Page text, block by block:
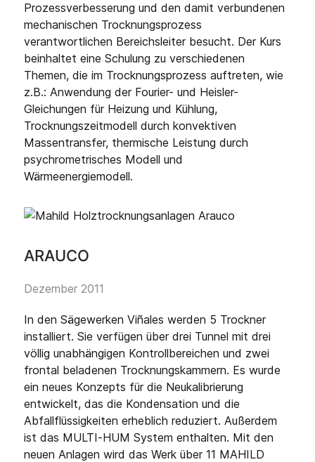
Prozessverbesserung und den damit verbundenen
mechanischen Trocknungsprozess
verantwortlichen Bereichsleiter besucht. Der Kurs
beinhaltet eine Schulung zu verschiedenen
Themen, die im Trocknungsprozess auftreten, wie
z.B.: Anwendung der Fourier- und Heisler-
Gleichungen für Heizung und Kühlung,
Trocknungszeitmodell durch konvektiven
Massentransfer, thermische Leistung durch
psychrometrisches Modell und
Wärmeenergiemodell.
ARAUCO
Dezember 2011
In den Sägewerken Viñales werden 5 Trockner
installiert. Sie verfügen über drei Tunnel mit drei
völlig unabhängigen Kontrollbereichen und zwei
frontal beladenen Trocknungskammern. Es wurde
ein neues Konzepts für die Neukalibrierung
entwickelt, das die Kondensation und die
Abfallflüssigkeiten erheblich reduziert. Außerdem
ist das MULTI-HUM System enthalten. Mit den
neuen Anlagen wird das Werk über 11 MAHILD